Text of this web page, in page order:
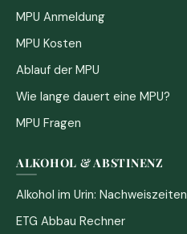
MPU Anmeldung
MPU Kosten
Ablauf der MPU
Wie lange dauert eine MPU?
MPU Fragen
ALKOHOL & ABSTINENZ
Alkohol im Urin: Nachweiszeiten
ETG Abbau Rechner